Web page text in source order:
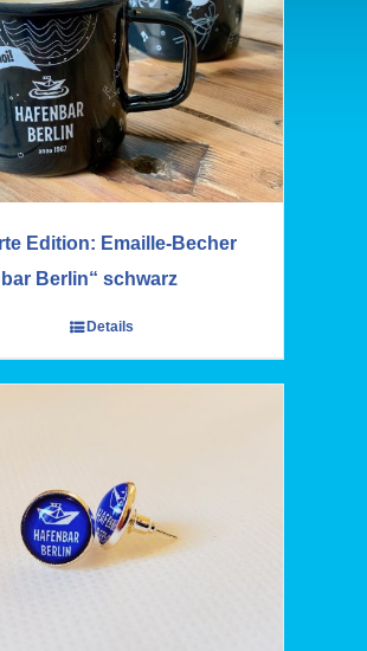
Edition: Emaille-Becher
Berlin“ schwarz
Details